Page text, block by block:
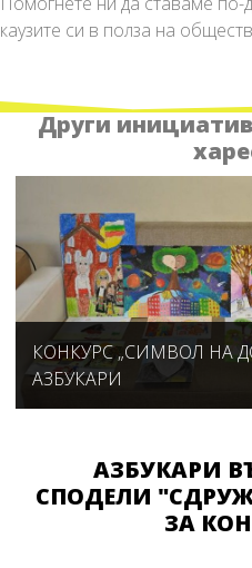
каузите си в полза на
Други
КОНКУРС „СИМВОЛ НА
АЗБУКАРИ
АЗБУКАРИ
СПОДЕЛИ
ЗА